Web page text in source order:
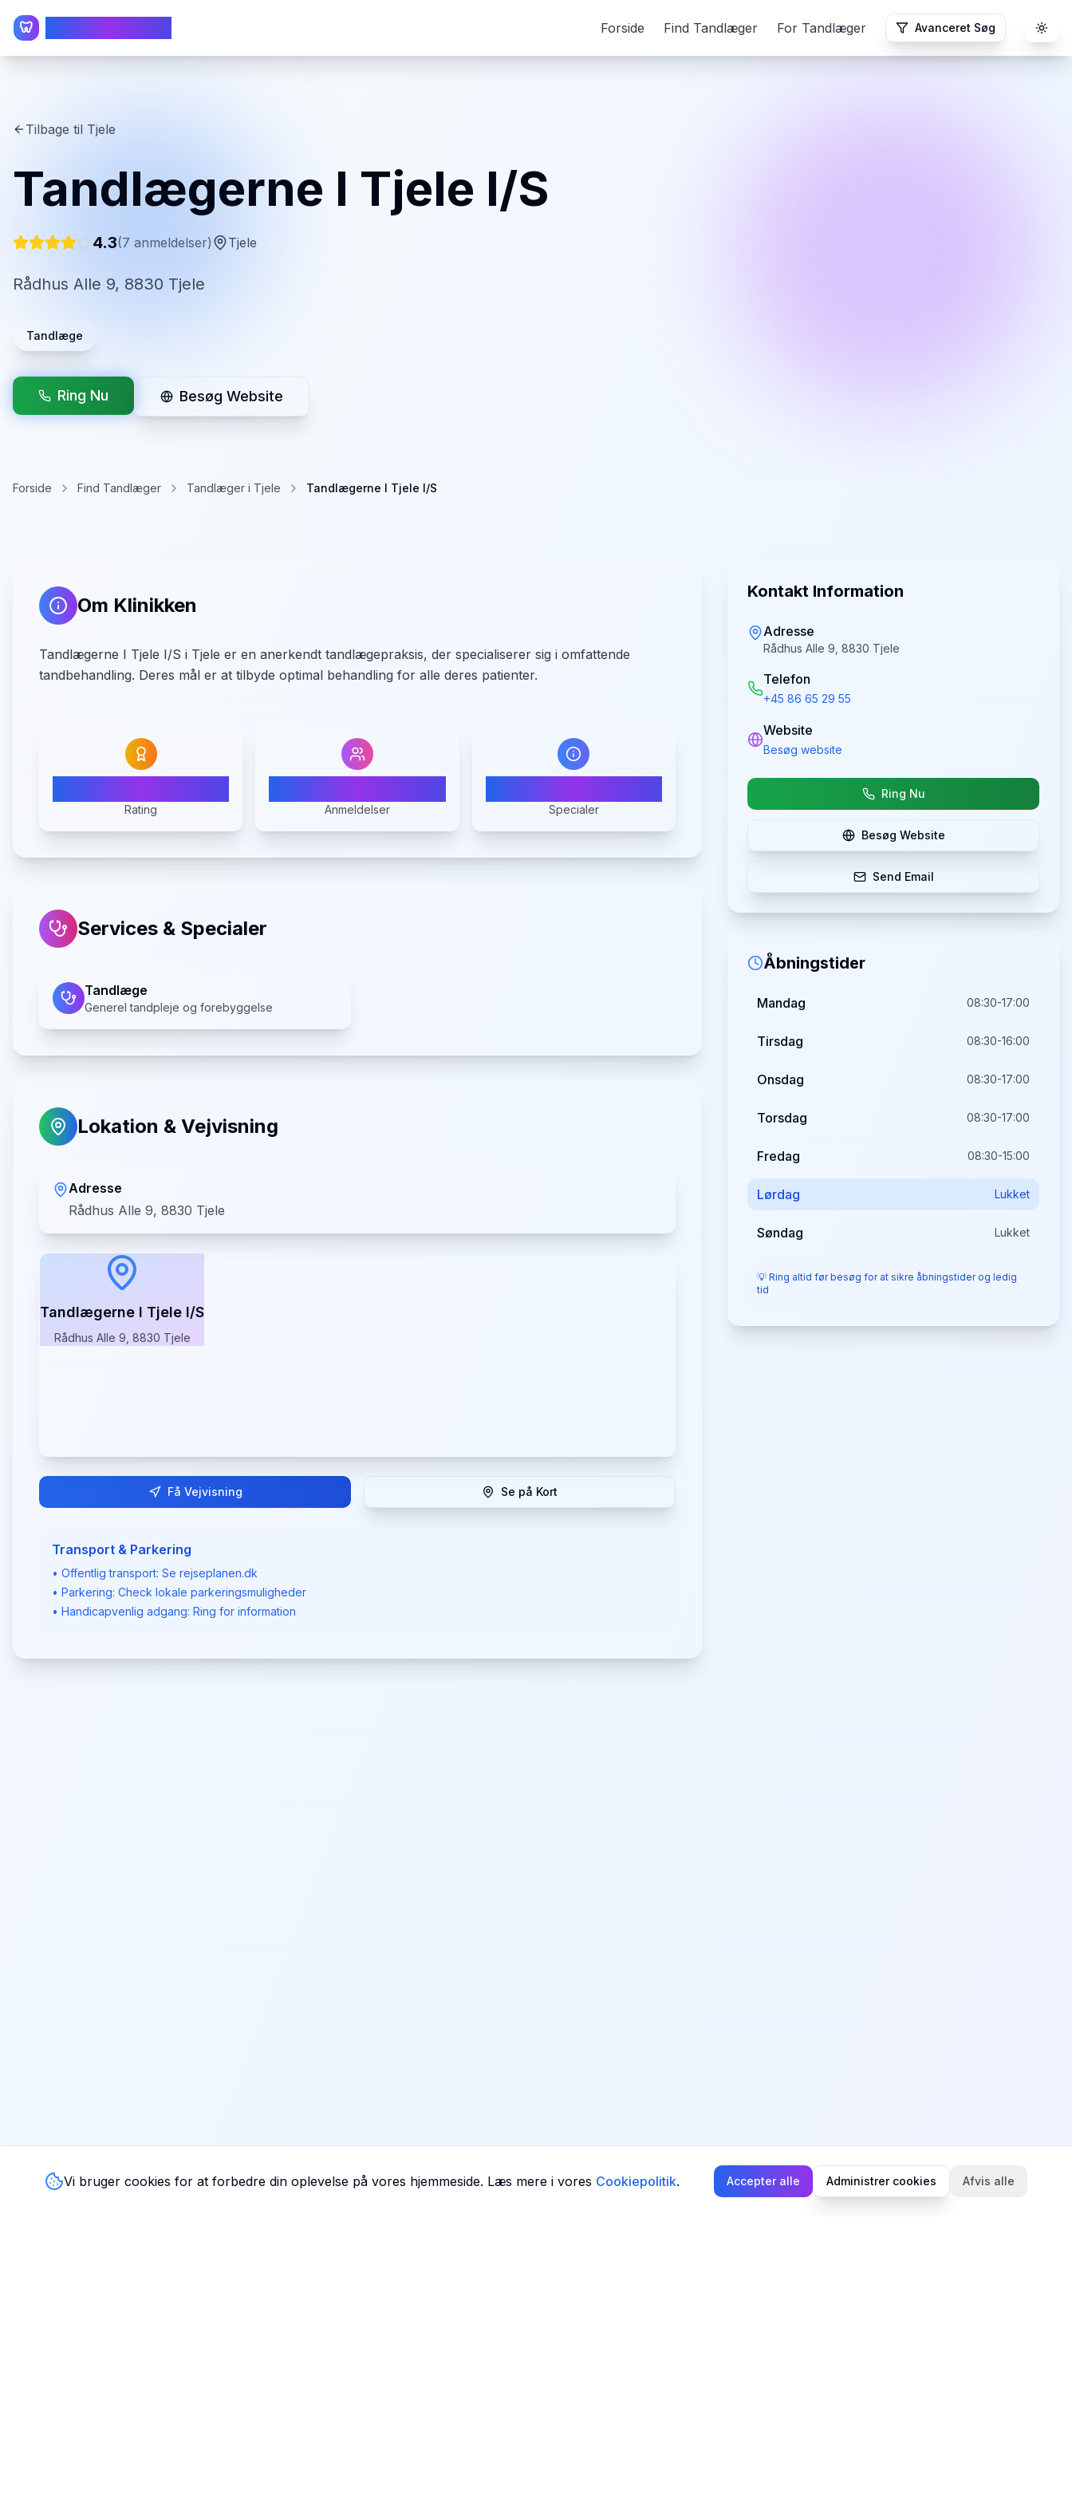
🦷 Forside Find Tandlæger For Tandlæger Avanceret Søg
Tilbage til Tjele
Tandlægerne I Tjele I/S
4.3(7 anmeldelser) Tjele
Rådhus Alle 9, 8830 Tjele
Tandlæge
Ring Nu Besøg Website
Forside Find Tandlæger Tandlæger i Tjele Tandlægerne I Tjele I/S
Om Klinikken
Tandlægerne I Tjele I/S i Tjele er en anerkendt tandlægepraksis, der specialiserer sig i omfattende
tandbehandling. Deres mål er at tilbyde optimal behandling for alle deres patienter.
Rating Anmeldelser Specialer
Services & Specialer
Tandlæge
Generel tandpleje og forebyggelse
Lokation & Vejvisning
Adresse
Rådhus Alle 9, 8830 Tjele
Tandlægerne I Tjele I/S
Rådhus Alle 9, 8830 Tjele
Få Vejvisning Se på Kort
Transport & Parkering
• Offentlig transport: Se rejseplanen.dk
• Parkering: Check lokale parkeringsmuligheder
• Handicapvenlig adgang: Ring for information
Kontakt Information
Adresse
Rådhus Alle 9, 8830 Tjele
Telefon
+45 86 65 29 55
Website
Besøg website
Ring Nu
Besøg Website
Send Email
Åbningstider
Mandag 08:30-17:00
Tirsdag 08:30-16:00
Onsdag 08:30-17:00
Torsdag 08:30-17:00
Fredag 08:30-15:00
Lørdag Lukket
Søndag Lukket
💡 Ring altid før besøg for at sikre åbningstider og ledig
tid
Vi bruger cookies for at forbedre din oplevelse på vores hjemmeside. Læs mere i vores Cookiepolitik. Accepter alle Administrer cookies Afvis alle